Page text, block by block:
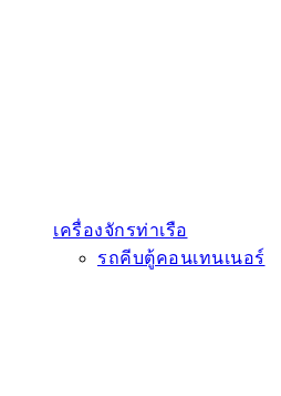
เครื่องจักรท่าเรือ
รถคีบตู้คอนเทนเนอร์